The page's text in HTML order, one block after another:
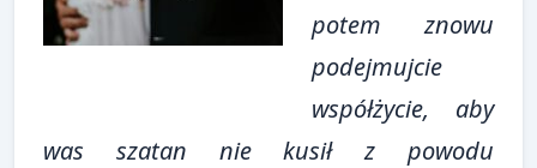
potem znowu
podejmujcie
współżycie, aby
was szatan nie kusił z powodu